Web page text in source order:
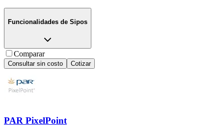
Funcionalidades de Sipos
Comparar
Consultar sin costo Cotizar
PAR PixelPoint